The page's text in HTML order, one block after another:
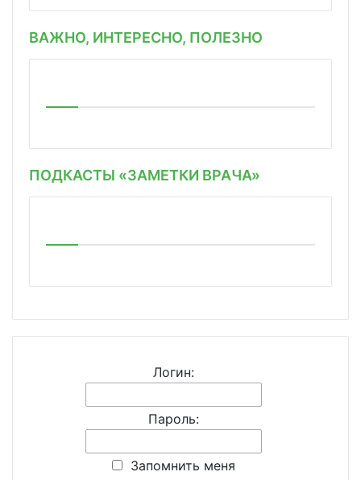
ВАЖНО, ИНТЕРЕСНО, ПОЛЕЗНО
ПОДКАСТЫ «ЗАМЕТКИ ВРАЧА»
Логин:
Пароль:
Запомнить меня